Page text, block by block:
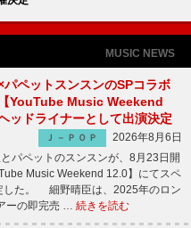
MUSIC NEWS
パペットスンスンのSPコラボ
YouTube Music Weekend
ッドライナーとして出演決定
Ｊ－ＰＯＰ
2026年8月6日
パペットのスンスンが、8月23日開
Music Weekend 12.0】にてスペ
した。 細野晴臣は、2025年のロン
ーの即完売 … 続きを読む